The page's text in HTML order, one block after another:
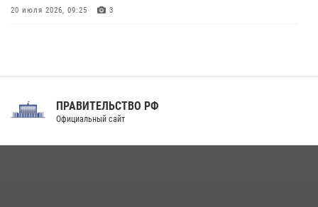
20 июля 2026, 09:25 3
Праздник «Один день с Росгвардией» к 105-летию Центрального
ПРАВИТЕЛЬСТВО РФ
Официальный сайт